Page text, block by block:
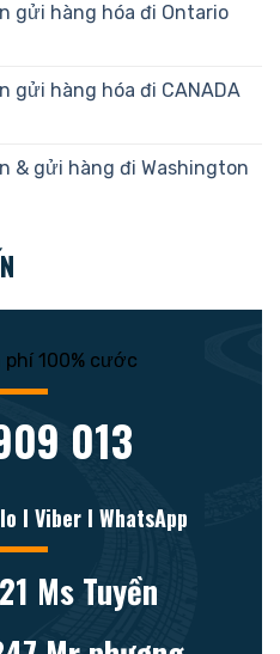
gửi hàng hóa đi Ontario
gửi hàng hóa đi CANADA
& gửi hàng đi Washington
100% cước
013
l Viber l WhatsApp
Ms Tuyền